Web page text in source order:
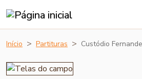
Início Partituras Custódio